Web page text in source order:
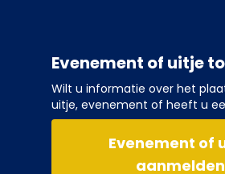
Evenement of uitje
Wilt u informatie over het
uitje, evenement of heeft u
Evenement of
aanmelden